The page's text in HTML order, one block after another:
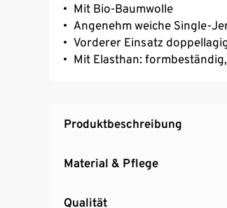
Mit Bio-Baumwolle
Angenehm weiche Single-
Vorderer Einsatz
Mit Elasthan:
Produktbeschreibung
Material & Pflege
Qualität